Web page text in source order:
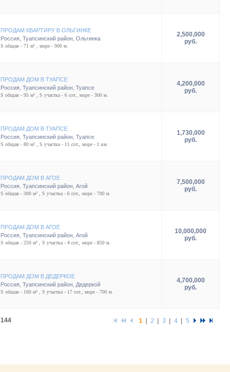
ПРОДАМ КВАРТИРУ В ОЛЬГИНКЕ
Россия Туапсинский район Ольгинка
S общая - 71 м² , море - 900 м.
2,500,000
руб.
ПРОДАМ ДОМ В ТУАПСЕ
Россия Туапсинский район Туапсе
S общая - 95 м² , S участка - 6 сот., море - 300 м.
4,200,000
руб.
ПРОДАМ ДОМ В ТУАПСЕ
Россия Туапсинский район Туапсе
S общая - 80 м² , S участка - 11 сот., море - 1 км.
1,730,000
руб.
ПРОДАМ ДОМ В АГОЕ
Россия Туапсинский район Агой
S общая - 300 м² , S участка - 6 сот., море - 700 м.
7,500,000
руб.
ПРОДАМ ДОМ В АГОЕ
Россия Туапсинский район Агой
S общая - 250 м² , S участка - 4 сот., море - 850 м.
10,000,000
руб.
ПРОДАМ ДОМ В ДЕДЕРКОЕ
Россия Туапсинский район Дедеркой
S общая - 160 м² , S участка - 17 сот., море - 700 м.
4,700,000
руб.
144 1 2 3 4 5